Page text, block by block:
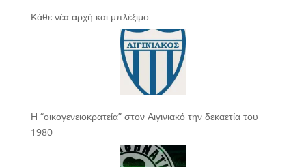
Κάθε νέα αρχή και μπλέξιμο
Η “οικογενειοκρατεία” στον Αιγινιακό την δεκαετία του
1980